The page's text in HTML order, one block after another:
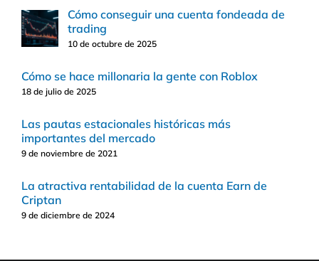
Cómo conseguir una cuenta fondeada de
trading
10 de octubre de 2025
Cómo se hace millonaria la gente con Roblox
18 de julio de 2025
Las pautas estacionales históricas más
importantes del mercado
9 de noviembre de 2021
La atractiva rentabilidad de la cuenta Earn de
Criptan
9 de diciembre de 2024